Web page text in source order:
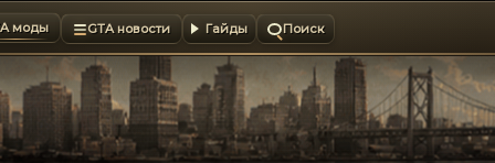
моды GTA новости Гайды Поиск